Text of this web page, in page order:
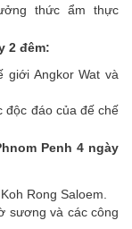
thức ẩm thực
2 đêm:
giới Angkor Wat và
độc đáo của đế chế
Penh 4 ngày
Rong Saloem.
sương và các công